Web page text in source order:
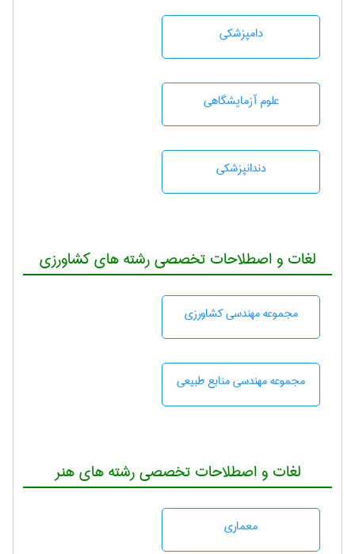
دامپزشكی
علوم آزمايشگاهی
دندانپزشكی
لغات و اصطلاحات تخصصی رشته های کشاورزی
مجموعه مهندسی كشاورزی
مجموعه مهندسی منابع طبيعی
لغات و اصطلاحات تخصصی رشته های هنر
معماری